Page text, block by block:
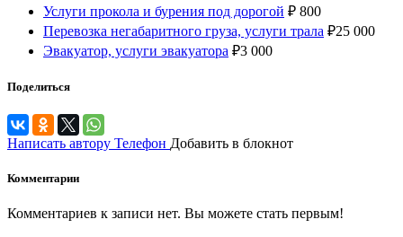
Услуги прокола и бурения под дорогой ₽ 800
Перевозка негабаритного груза, услуги трала ₽25 000
Эвакуатор, услуги эвакуатора ₽3 000
Поделиться
Написать автору Телефон Добавить в блокнот
Комментарии
Комментариев к записи нет. Вы можете стать первым!